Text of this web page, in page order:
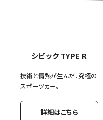
シビック TYPE R
技術と情熱が生んだ、究極の
スポーツカー。
詳細はこちら